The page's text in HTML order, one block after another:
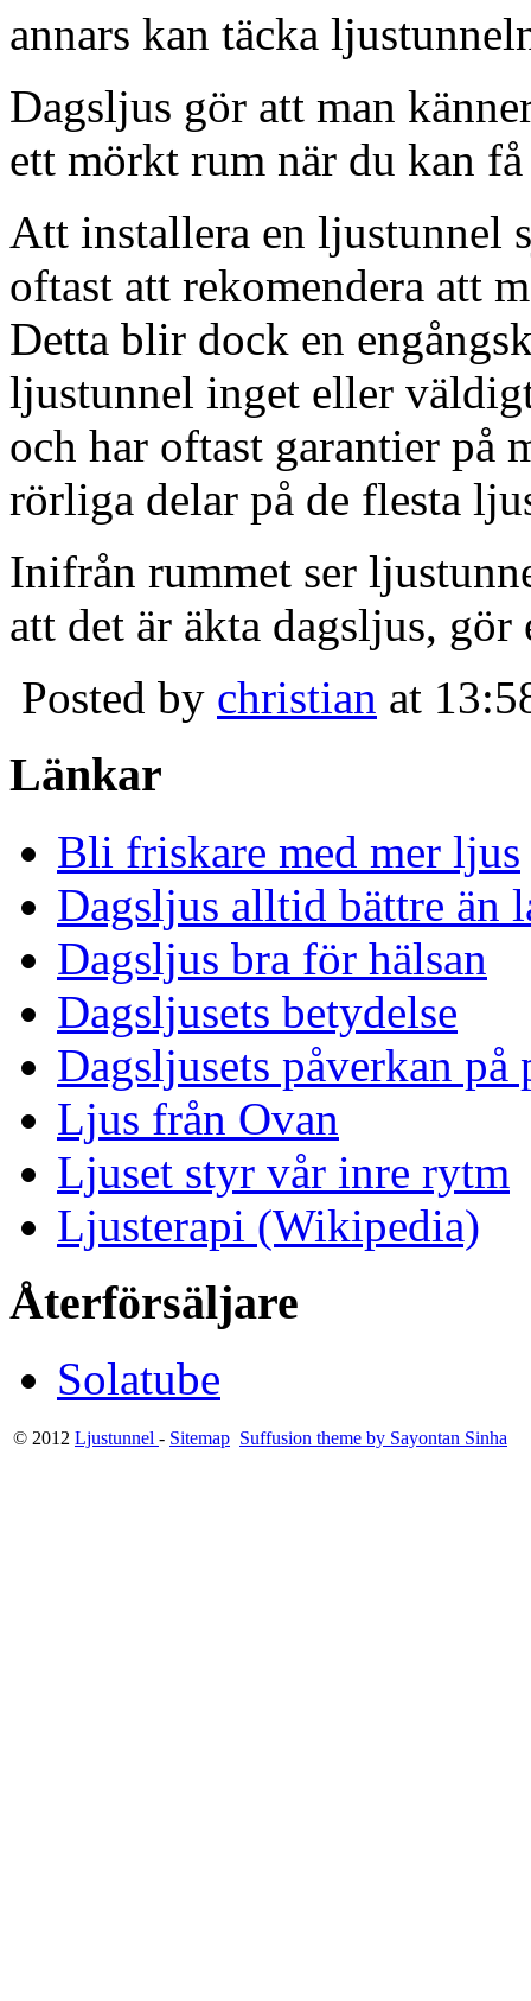
annars kan täcka
Dagsljus gör att man
ett mörkt rum när du kan
Att installera en ljustunnel
oftast att rekomendera att
Detta blir dock en
ljustunnel inget eller
och har oftast garantier på
rörliga delar på de flesta
Inifrån rummet ser
att det är äkta dagsljus,
Posted by christian at
Länkar
Bli friskare med mer ljus
Dagsljus alltid bättre än
Dagsljus bra för hälsan
Dagsljusets betydelse
Dagsljusets påverkan på
Ljus från Ovan
Ljuset styr vår inre rytm
Ljusterapi (Wikipedia)
Återförsäljare
Solatube
© 2012 Ljustunnel - Sitemap Suffusion theme by Sayontan Sinha